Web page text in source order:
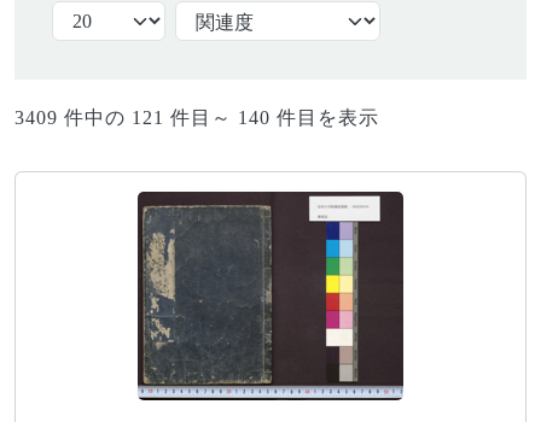
3409 件中の 121 件目～ 140 件目を表示